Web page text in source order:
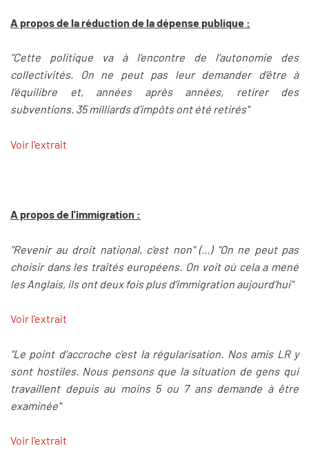
A propos de la réduction de la dépense publique :
"Cette politique va à l’encontre de l’autonomie des
collectivités. On ne peut pas leur demander d’être à
l’équilibre et, années après années, retirer des
subventions. 35 milliards d’impôts ont été retirés"
Voir l'extrait
A propos de l'immigration :
"Revenir au droit national, c’est non" (...) "On ne peut pas
choisir dans les traités européens. On voit où cela a mené
les Anglais, ils ont deux fois plus d’immigration aujourd’hui"
Voir l'extrait
"Le point d’accroche c’est la régularisation. Nos amis LR y
sont hostiles. Nous pensons que la situation de gens qui
travaillent depuis au moins 5 ou 7 ans demande à être
examinée"
Voir l'extrait